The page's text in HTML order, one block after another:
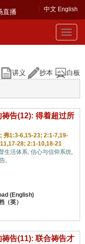
中文 English
直播
Toggle
讲义 抄本 白板
告(12): 得着超过所
弗1:3-6,15-23; 2:1-7,19-
28; 2:1-10,18-21
生活体系, 信心与信仰系统,
,
告(11): 联合祷告才